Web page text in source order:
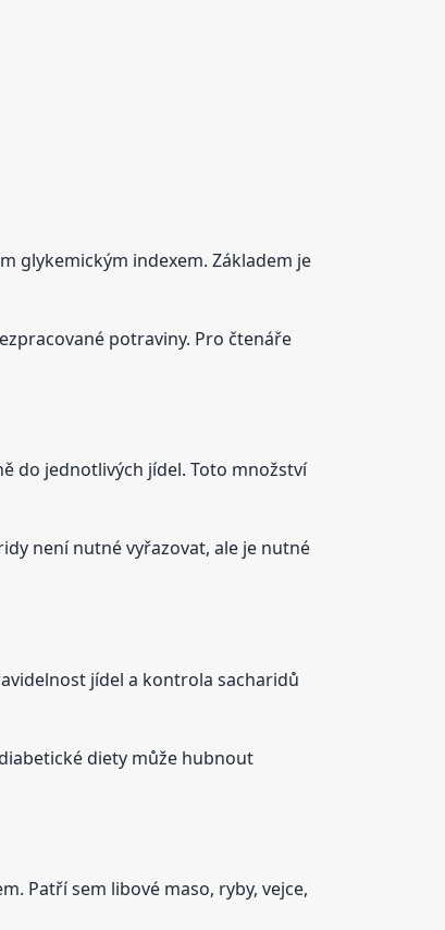
glykemickým indexem. Základem je
potraviny. Pro čtenáře
do jednotlivých jídel. Toto množství
není nutné vyřazovat, ale je nutné
jídel a kontrola sacharidů
diety může hubnout
Patří sem libové maso, ryby, vejce,